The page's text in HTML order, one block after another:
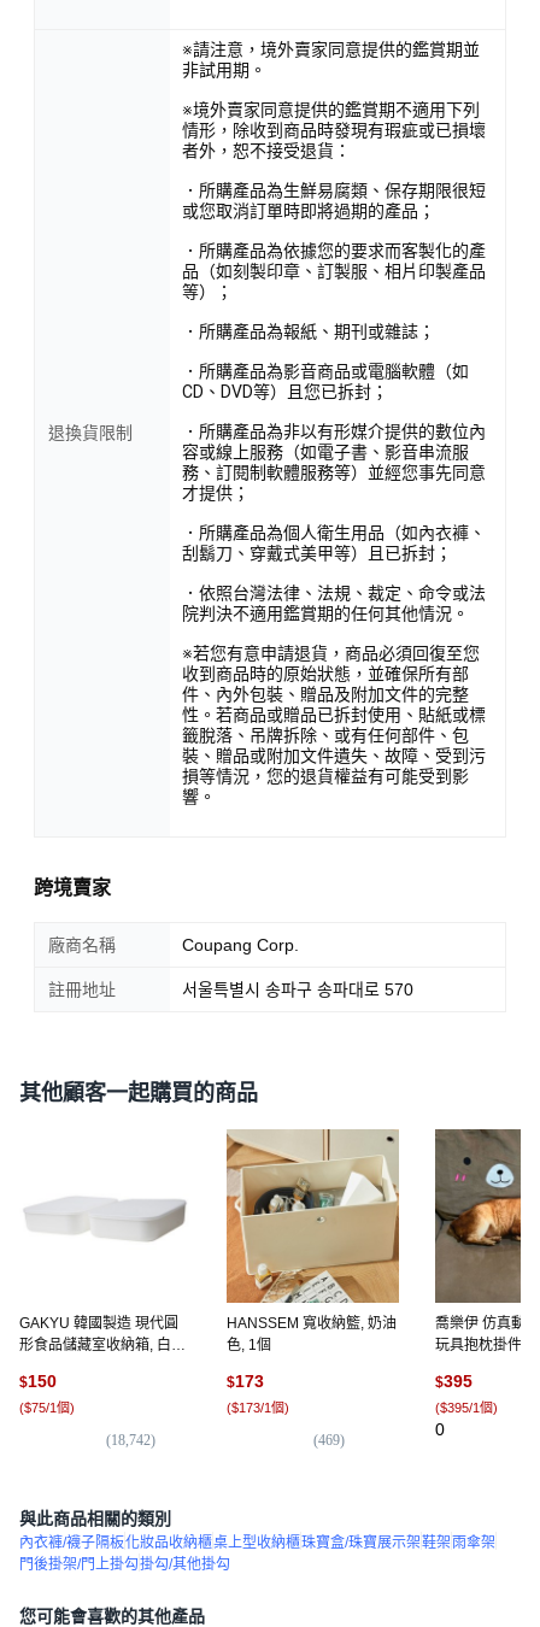
退換貨限制
※請注意，境外賣家同意提供的鑑賞期並
非試用期。
※境外賣家同意提供的鑑賞期不適用下列
情形，除收到商品時發現有瑕疵或已損壞
者外，恕不接受退貨：
．所購產品為生鮮易腐類、保存期限很短
或您取消訂單時即將過期的產品；
．所購產品為依據您的要求而客製化的產
品（如刻製印章、訂製服、相片印製產品
等）；
．所購產品為報紙、期刊或雜誌；
．所購產品為影音商品或電腦軟體（如
CD、DVD等）且您已拆封；
．所購產品為非以有形媒介提供的數位內
容或線上服務（如電子書、影音串流服
務、訂閱制軟體服務等）並經您事先同意
才提供；
．所購產品為個人衛生用品（如內衣褲、
刮鬍刀、穿戴式美甲等）且已拆封；
．依照台灣法律、法規、裁定、命令或法
院判決不適用鑑賞期的任何其他情況。
※若您有意申請退貨，商品必須回復至您
收到商品時的原始狀態，並確保所有部
件、內外包裝、贈品及附加文件的完整
性。若商品或贈品已拆封使用、貼紙或標
籤脫落、吊牌拆除、或有任何部件、包
裝、贈品或附加文件遺失、故障、受到污
損等情況，您的退貨權益有可能受到影
響。
跨境賣家
廠商名稱 Coupang Corp.
註冊地址 서울특별시 송파구 송파대로 570
其他顧客一起購買的商品
GAKYU 韓國製造 現代圓
形食品儲藏室收納箱, 白色,
$150
($75/1個)
(18,742)
HANSSEM 寬收納籃, 奶油
色, 1個
$173
($173/1個)
(469)
喬樂伊 仿真動
玩具抱枕掛件 (
$395
($395/1個)
0
與此商品相關的類別
內衣褲/襪子隔板化妝品收納櫃桌上型收納櫃珠寶盒/珠寶展示架鞋架 雨傘架
門後掛架/門上掛勾掛勾/其他掛勾
您可能會喜歡的其他產品